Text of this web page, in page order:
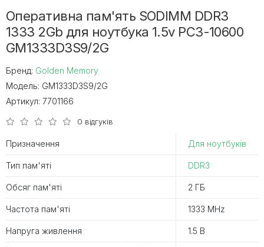
Оперативна пам'ять SODIMM DDR3
1333 2Gb для ноутбука 1.5v PC3-10600
GM1333D3S9/2G
Бренд: Golden Memory
Модель: GM1333D3S9/2G
Артикул: 7701166
0 відгуків
Призначення Для ноутбуків
Тип пам'яті DDR3
Обсяг пам'яті 2 ГБ
Частота пам'яті 1333 MHz
Напруга живлення 1.5 В